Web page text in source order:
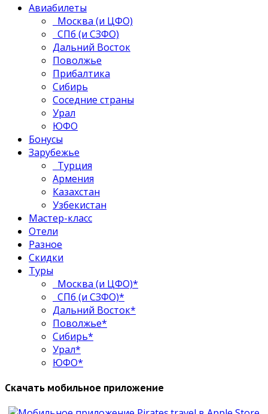
Авиабилеты
Москва (и ЦФО)
СПб (и СЗФО)
Дальний Восток
Поволжье
Прибалтика
Сибирь
Соседние страны
Урал
ЮФО
Бонусы
Зарубежье
Турция
Армения
Казахстан
Узбекистан
Мастер-класс
Отели
Разное
Скидки
Туры
Москва (и ЦФО)*
СПб (и СЗФО)*
Дальний Восток*
Поволжье*
Сибирь*
Урал*
ЮФО*
Скачать мобильное приложение